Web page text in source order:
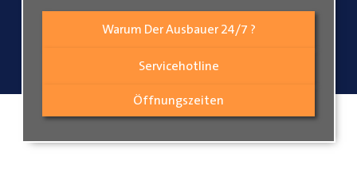
Warum Der Ausbauer 24/7 ?
Servicehotline
Öffnungszeiten